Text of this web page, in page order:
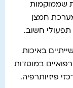
שממוקמות
חמצן
תפעולי חשוב.
באיכות
במוסדות
פיזיותרפיה.